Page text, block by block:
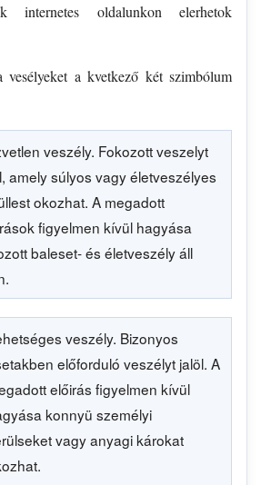
internetes oldalunkon elerhetok
a kvetkező két szimbólum
veszély. Fokozott veszelyt
amely súlyos vagy életveszélyes
okozhat. A megadott
figyelmen kívül hagyása
baleset- és életveszély áll
veszély. Bizonyos
előforduló veszélyt jalöl. A
előirás figyelmen kívül
konnyü személyi
vagy anyagi károkat